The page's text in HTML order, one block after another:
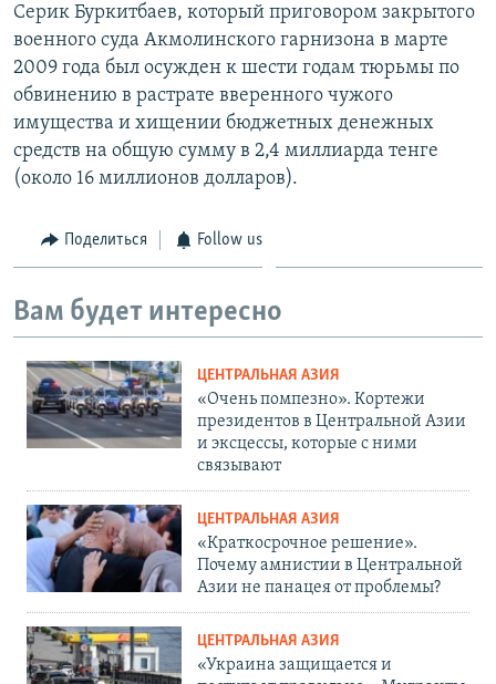
Серик Буркитбаев, который приговором закрытого
военного суда Акмолинского гарнизона в марте
2009 года был осужден к шести годам тюрьмы по
обвинению в растрате вверенного чужого
имущества и хищении бюджетных денежных
средств на общую сумму в 2,4 миллиарда тенге
(около 16 миллионов долларов).
Поделиться Follow us
Вам будет интересно
ЦЕНТРАЛЬНАЯ АЗИЯ
«Очень помпезно». Кортежи
президентов в Центральной Азии
и эксцессы, которые с ними
связывают
ЦЕНТРАЛЬНАЯ АЗИЯ
«Краткосрочное решение».
Почему амнистии в Центральной
Азии не панацея от проблемы?
ЦЕНТРАЛЬНАЯ АЗИЯ
«Украина защищается и